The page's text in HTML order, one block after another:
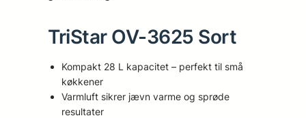
TriStar OV-3625 Sort
Kompakt 28 L kapacitet – perfekt til små
køkkener
Varmluft sikrer jævn varme og sprøde
resultater